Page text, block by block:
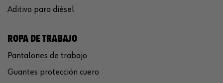
Aditivo para diésel
ROPA DE TRABAJO
Pantalones de trabajo
Guantes protección cuero